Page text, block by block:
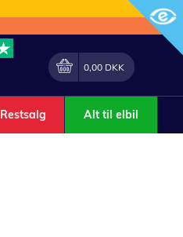
Min indkøbskurv
0,00 DKK
Restsalg Alt til elbil